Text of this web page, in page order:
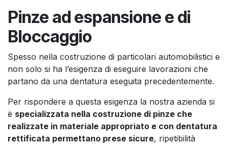
Pinze ad espansione e di
Bloccaggio
Spesso nella costruzione di particolari automobilistici e
non solo si ha l’esigenza di eseguire lavorazioni che
partano da una dentatura eseguita precedentemente.
Per rispondere a questa esigenza la nostra azienda si
è specializzata nella costruzione di pinze che
realizzate in materiale appropriato e con dentatura
rettificata permettano prese sicure, ripetibilità